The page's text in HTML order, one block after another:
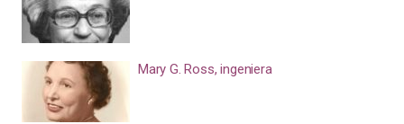
Mary G. Ross, ingeniera